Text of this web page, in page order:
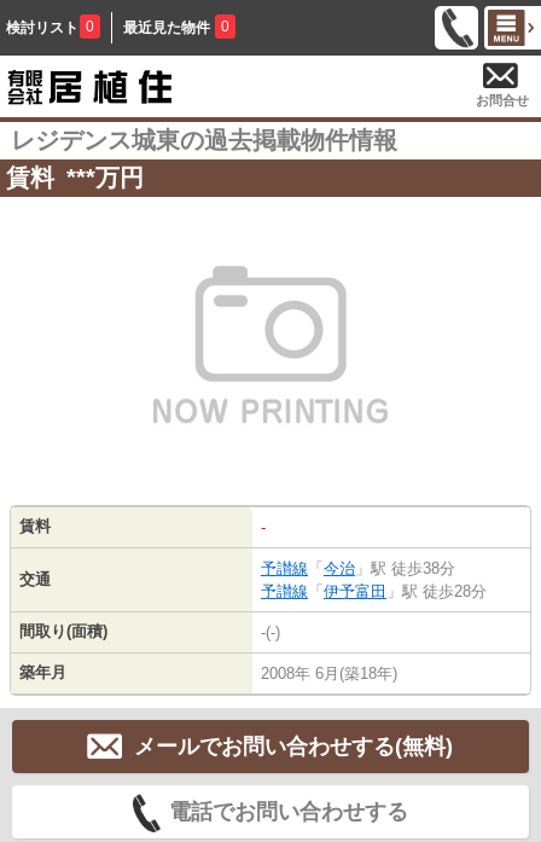
検討リスト 0 最近見た物件 0
お問合せ
レジデンス城東の過去掲載物件情報
賃料 ***万円
賃料 -
交通
予讃線 「 今治 」駅 徒歩38分
予讃線 「 伊予富田 」駅 徒歩28分
間取り(面積) -(-)
築年月 2008年 6月(築18年)
メールでお問い合わせする(無料)
電話でお問い合わせする